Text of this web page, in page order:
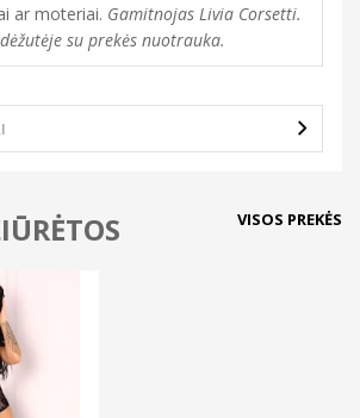
ar moteriai. Gamitnojas Livia Corsetti.
su prekės nuotrauka.
VISOS PREKĖS